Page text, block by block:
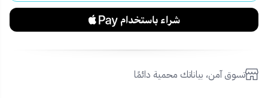
تسوق آمن، بياناتك محمية دائمًا